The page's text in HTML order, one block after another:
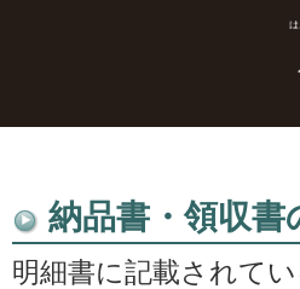
納品書・領収書
明細書に記載されて